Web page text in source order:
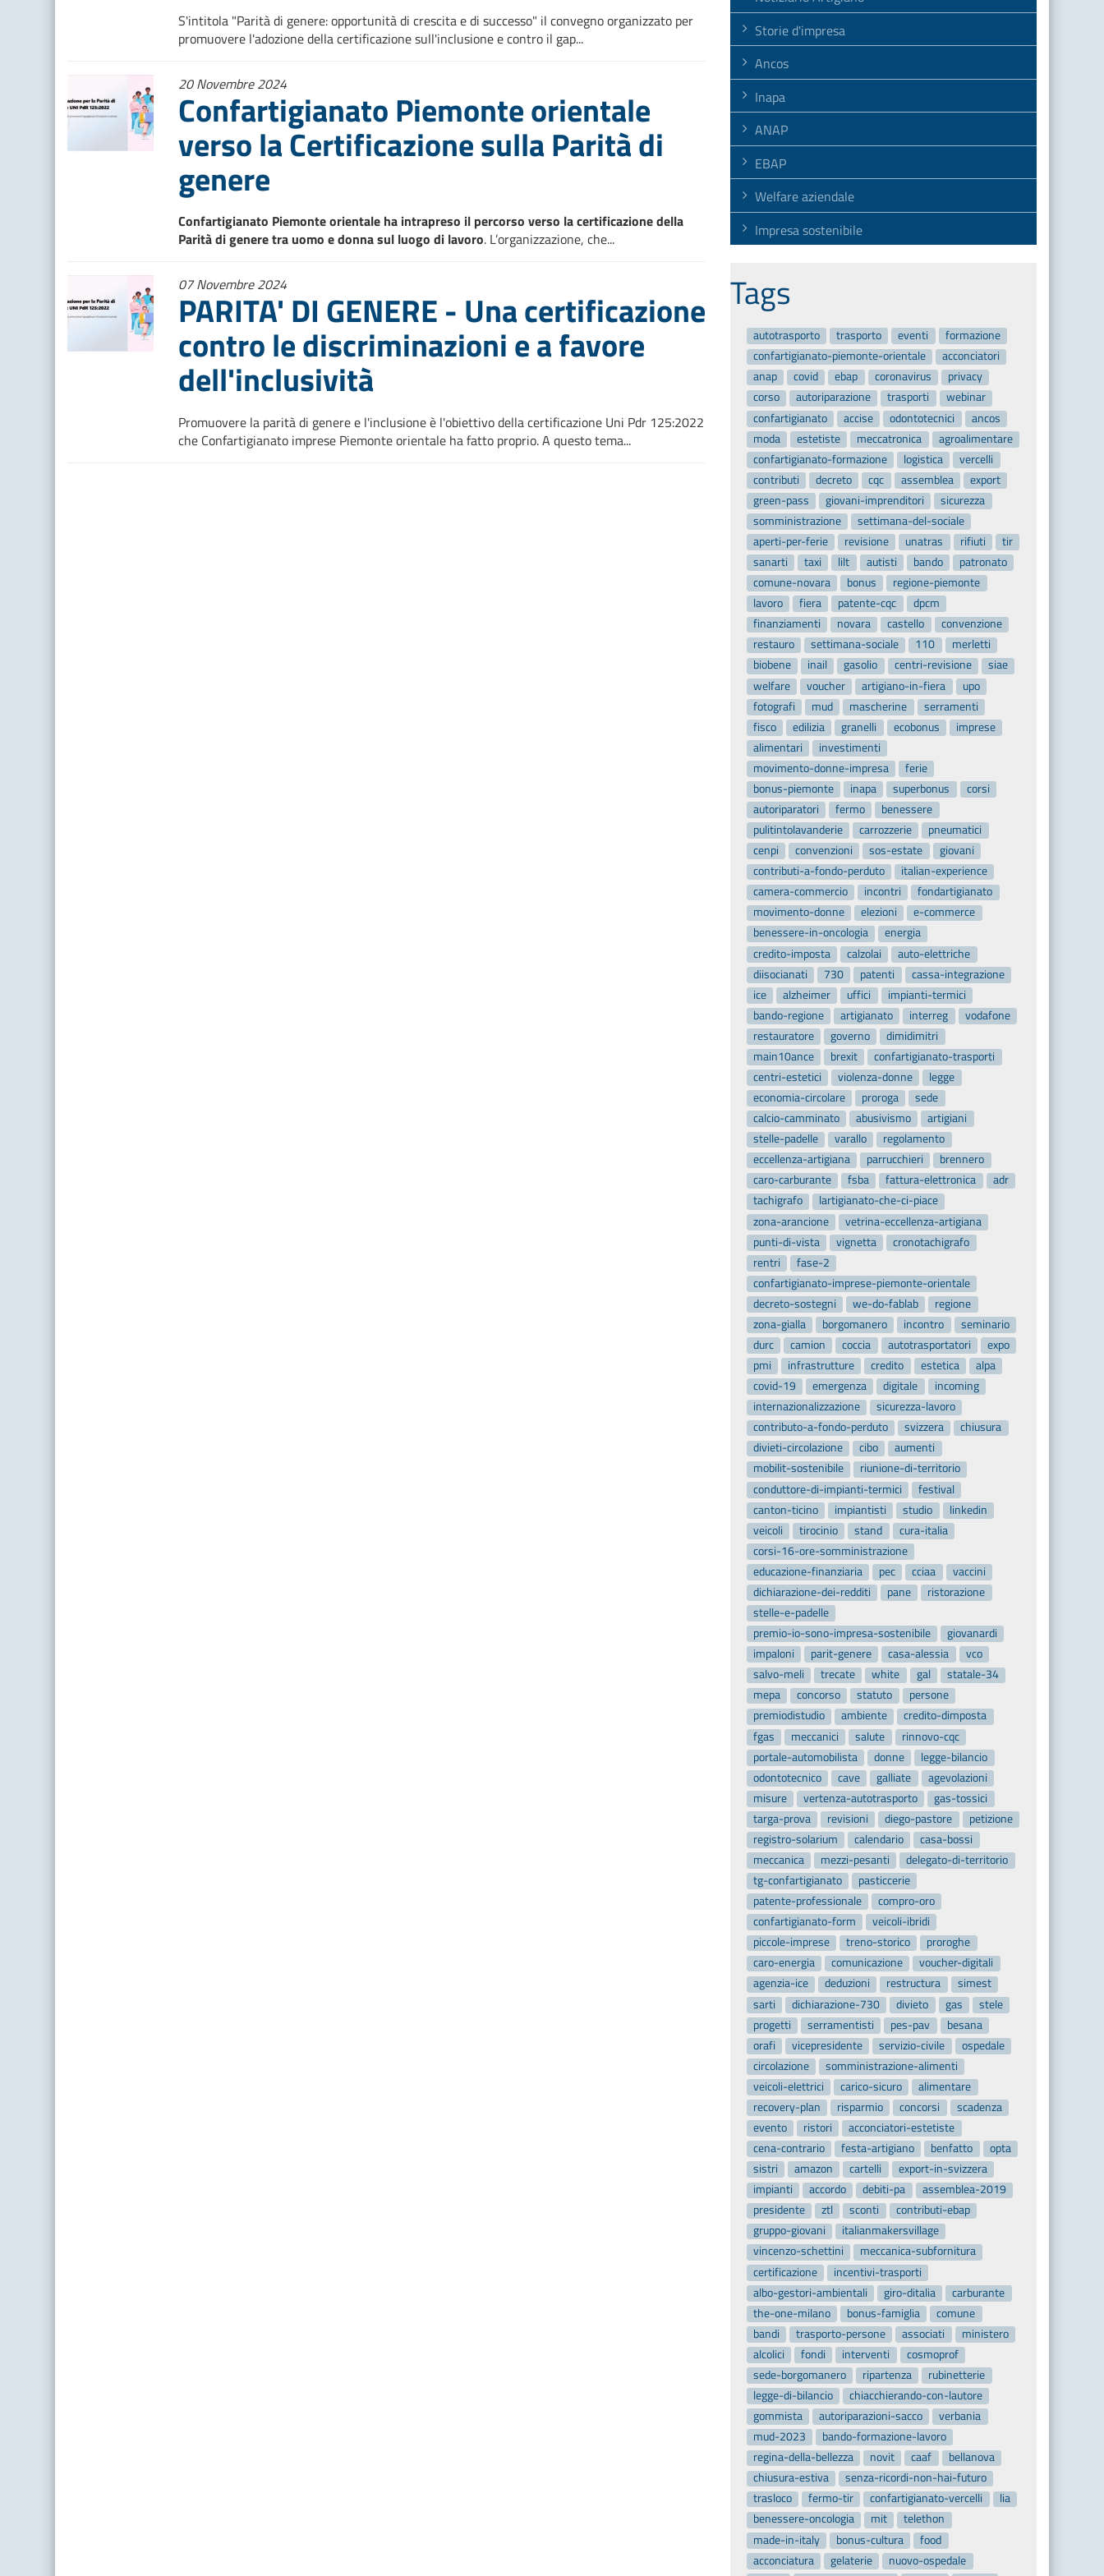
S'intitola "Parità di genere: opportunità di crescita e di successo" il convegno organizzato per
promuovere l'adozione della certificazione sull'inclusione e contro il gap...
20 Novembre 2024
Confartigianato Piemonte orientale
verso la Certificazione sulla Parità di
genere
Confartigianato Piemonte orientale ha intrapreso il percorso verso la certificazione della
Parità di genere tra uomo e donna sul luogo di lavoro. L’organizzazione, che...
07 Novembre 2024
PARITA' DI GENERE - Una certificazione
contro le discriminazioni e a favore
dell'inclusività
Promuovere la parità di genere e l'inclusione è l'obiettivo della certificazione Uni Pdr 125:2022
che Confartigianato imprese Piemonte orientale ha fatto proprio. A questo tema...
Storie d'impresa
Ancos
Inapa
ANAP
EBAP
Welfare aziendale
Impresa sostenibile
Tags
autotrasporto trasporto eventi
formazione
confartigianato-piemonte-orientale
acconciatori
anap
covid ebap coronavirus
privacy
corso
autoriparazione trasporti
webinar
confartigianato
accise odontotecnici
ancos
moda
estetiste meccatronica
agroalimentare
confartigianato-formazione
logistica
vercelli
contributi
decreto cqc assemblea
export
green-pass
giovani-imprenditori
sicurezza
somministrazione
settimana-del-sociale
aperti-per-ferie
revisione unatras rifiuti
tir
sanarti
taxi lilt autisti bando
patronato
comune-novara
bonus
regione-piemonte
lavoro
fiera patente-cqc
dpcm
finanziamenti
novara castello
convenzione
restauro
settimana-sociale 110
merletti
biobene
inail gasolio centri-revisione
siae
welfare
voucher artigiano-in-fiera
upo
fotografi
mud mascherine
serramenti
fisco
edilizia granelli ecobonus
imprese
alimentari
investimenti
movimento-donne-impresa
ferie
bonus-piemonte
inapa superbonus
corsi
autoriparatori
fermo
benessere
pulitintolavanderie
carrozzerie
pneumatici
cenpi
convenzioni sos-estate
giovani
contributi-a-fondo-perduto
italian-experience
camera-commercio
incontri
fondartigianato
movimento-donne
elezioni
e-commerce
benessere-in-oncologia
energia
credito-imposta
calzolai
auto-elettriche
diisocianati
730 patenti
cassa-integrazione
ice
alzheimer uffici
impianti-termici
bando-regione
artigianato interreg
vodafone
restauratore
governo
dimidimitri
main10ance
brexit
confartigianato-trasporti
centri-estetici
violenza-donne
legge
economia-circolare
proroga
sede
calcio-camminato
abusivismo
artigiani
stelle-padelle
varallo
regolamento
eccellenza-artigiana
parrucchieri
brennero
caro-carburante
fsba fattura-elettronica
adr
tachigrafo
lartigianato-che-ci-piace
zona-arancione
vetrina-eccellenza-artigiana
punti-di-vista
vignetta
cronotachigrafo
rentri
fase-2
confartigianato-imprese-piemonte-orientale
decreto-sostegni
we-do-fablab
regione
zona-gialla
borgomanero incontro
seminario
durc
camion coccia autotrasportatori
expo
pmi
infrastrutture credito estetica
alpa
covid-19
emergenza digitale
incoming
internazionalizzazione
sicurezza-lavoro
contributo-a-fondo-perduto
svizzera
chiusura
divieti-circolazione
cibo
aumenti
mobilit-sostenibile
riunione-di-territorio
conduttore-di-impianti-termici
festival
canton-ticino
impiantisti studio
linkedin
veicoli
tirocinio stand
cura-italia
corsi-16-ore-somministrazione
educazione-finanziaria
pec cciaa
vaccini
dichiarazione-dei-redditi
pane
ristorazione
stelle-e-padelle
premio-io-sono-impresa-sostenibile
giovanardi
impaloni
parit-genere casa-alessia
vco
salvo-meli
trecate white gal
statale-34
mepa
concorso statuto
persone
premiodistudio
ambiente
credito-dimposta
fgas
meccanici salute
rinnovo-cqc
portale-automobilista
donne
legge-bilancio
odontotecnico
cave galliate
agevolazioni
misure
vertenza-autotrasporto
gas-tossici
targa-prova
revisioni diego-pastore
petizione
registro-solarium
calendario
casa-bossi
meccanica
mezzi-pesanti
delegato-di-territorio
tg-confartigianato
pasticcerie
patente-professionale
compro-oro
confartigianato-form
veicoli-ibridi
piccole-imprese
treno-storico
proroghe
caro-energia
comunicazione
voucher-digitali
agenzia-ice
deduzioni restructura
simest
sarti
dichiarazione-730 divieto gas
stele
progetti
serramentisti pes-pav
besana
orafi
vicepresidente servizio-civile
ospedale
circolazione
somministrazione-alimenti
veicoli-elettrici
carico-sicuro
alimentare
recovery-plan
risparmio concorsi
scadenza
evento
ristori
acconciatori-estetiste
cena-contrario
festa-artigiano benfatto
opta
sistri
amazon cartelli
export-in-svizzera
impianti
accordo debiti-pa
assemblea-2019
presidente
ztl sconti
contributi-ebap
gruppo-giovani
italianmakersvillage
vincenzo-schettini
meccanica-subfornitura
certificazione
incentivi-trasporti
albo-gestori-ambientali
giro-ditalia
carburante
the-one-milano
bonus-famiglia
comune
bandi
trasporto-persone associati
ministero
alcolici
fondi interventi
cosmoprof
sede-borgomanero
ripartenza
rubinetterie
legge-di-bilancio
chiacchierando-con-lautore
gommista
autoriparazioni-sacco
verbania
mud-2023
bando-formazione-lavoro
regina-della-bellezza
novit caaf
bellanova
chiusura-estiva
senza-ricordi-non-hai-futuro
trasloco
fermo-tir confartigianato-vercelli
lia
benessere-oncologia
mit
telethon
made-in-italy
bonus-cultura
food
acconciatura
gelaterie
nuovo-ospedale